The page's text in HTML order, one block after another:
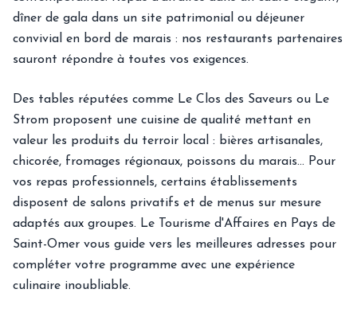
dîner de gala dans un site patrimonial ou déjeuner
convivial en bord de marais : nos restaurants partenaires
sauront répondre à toutes vos exigences.
Des tables réputées comme Le Clos des Saveurs ou Le
Strom proposent une cuisine de qualité mettant en
valeur les produits du terroir local : bières artisanales,
chicorée, fromages régionaux, poissons du marais… Pour
vos repas professionnels, certains établissements
disposent de salons privatifs et de menus sur mesure
adaptés aux groupes. Le Tourisme d'Affaires en Pays de
Saint-Omer vous guide vers les meilleures adresses pour
compléter votre programme avec une expérience
culinaire inoubliable.